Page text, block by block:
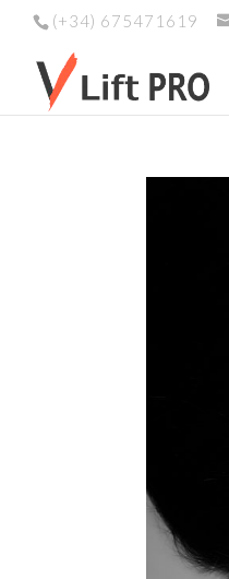
(+34) 675471619